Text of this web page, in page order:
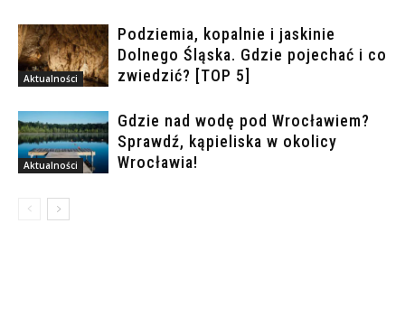
Aktualności
Podziemia, kopalnie i jaskinie
Dolnego Śląska. Gdzie pojechać i co
zwiedzić? [TOP 5]
Aktualności
Gdzie nad wodę pod Wrocławiem?
Sprawdź, kąpieliska w okolicy
Wrocławia!